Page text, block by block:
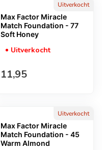
Uitverkocht
Max Factor Miracle
Match Foundation - 77
Soft Honey
Uitverkocht
Normale prijs
11,95
Uitverkocht
Max Factor Miracle
Match Foundation - 45
Warm Almond